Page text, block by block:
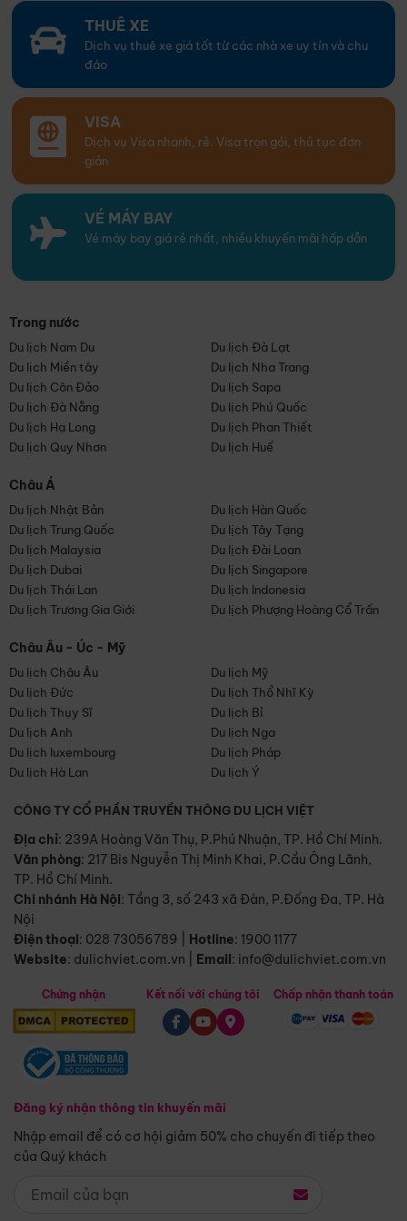
THUÊ XE
Dịch vụ thuê xe giá tốt từ các nhà xe uy tín và chu
đáo
VISA
Dịch vụ Visa nhanh, rẻ. Visa trọn gói, thủ tục đơn
giản
VÉ MÁY BAY
Vé máy bay giá rẻ nhất, nhiều khuyến mãi hấp dẫn
Trong nước
Du lịch Nam Du
Du lịch Đà Lạt
Du lịch Miền tây
Du lịch Nha Trang
Du lịch Côn Đảo
Du lịch Sapa
Du lịch Đà Nẵng
Du lịch Phú Quốc
Du lịch Hạ Long
Du lịch Phan Thiết
Du lịch Quy Nhơn
Du lịch Huế
Châu Á
Du lịch Nhật Bản
Du lịch Hàn Quốc
Du lịch Trung Quốc
Du lịch Tây Tạng
Du lịch Malaysia
Du lịch Đài Loan
Du lịch Dubai
Du lịch Singapore
Du lịch Thái Lan
Du lịch Indonesia
Du lịch Trương Gia Giới
Du lịch Phượng Hoàng Cổ Trấn
Châu Âu - Úc - Mỹ
Du lịch Châu Âu
Du lịch Mỹ
Du lịch Đức
Du lịch Thổ Nhĩ Kỳ
Du lịch Thụy Sĩ
Du lịch Bỉ
Du lịch Anh
Du lịch Nga
Du lịch luxembourg
Du lịch Pháp
Du lịch Hà Lan
Du lịch Ý
CÔNG TY CỔ PHẦN TRUYỀN THÔNG DU LỊCH VIỆT
Địa chỉ: 239A Hoàng Văn Thụ, P.Phú Nhuận, TP. Hồ Chí Minh.
Văn phòng: 217 Bis Nguyễn Thị Minh Khai, P.Cầu Ông Lãnh,
TP. Hồ Chí Minh.
Chi nhánh Hà Nội: Tầng 3, số 243 xã Đàn, P.Đống Đa, TP. Hà
Nội
Điện thoại: 028 73056789 Hotline: 1900 1177
Website: dulichviet.com.vn Email: info@dulichviet.com.vn
Chứng nhận
Đăng ký nhận thông tin khuyến mãi
Nhập email để có cơ hội giảm 50% cho chuyến đi tiếp theo
của Quý khách
Kết nối với chúng tôi Chấp nhận thanh toán